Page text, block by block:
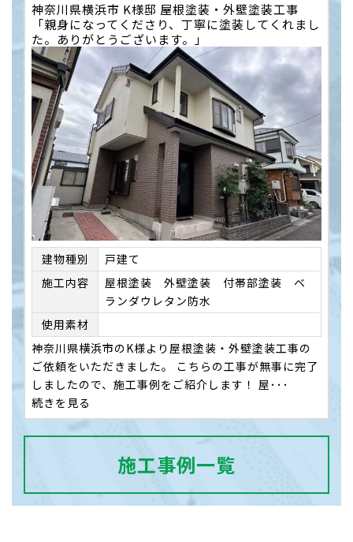
神奈川県横浜市 K様邸 屋根塗装・外壁塗装工事
「親身になってくださり、丁寧に塗装してくれまし
た。ありがとうございます。」
建物種別
戸建て
施⼯内容
屋根塗装 外壁塗装 付帯部塗装 ベ
ランダウレタン防水
使用素材
神奈川県横浜市のK様より屋根塗装・外壁塗装工事の
ご依頼をいただきました。 こちらの工事が無事に完了
しましたので、施工事例をご紹介します！ 屋･･･
続きを見る
施工事例一覧